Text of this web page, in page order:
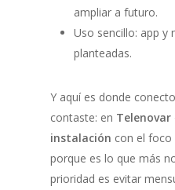
ampliar a futuro.
Uso sencillo: app y
planteadas.
Y aquí es donde
contaste: en Telenovar
instalación con el
porque es lo que más
prioridad es evitar